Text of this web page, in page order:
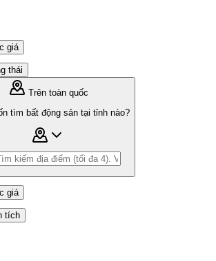
giá
thái
Trên toàn quốc
tìm bất động sản tại tỉnh nào?
giá
tích